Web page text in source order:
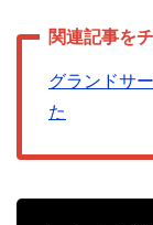
グランドサ
た